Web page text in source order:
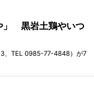
」 黒岩土鶏やいつ
3、TEL 0985-77-4848）が7